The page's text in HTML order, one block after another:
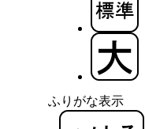
ふりがな表示